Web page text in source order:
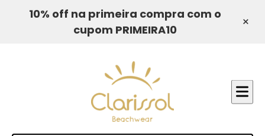
10% off na primeira compra com o
cupom PRIMEIRA10
×